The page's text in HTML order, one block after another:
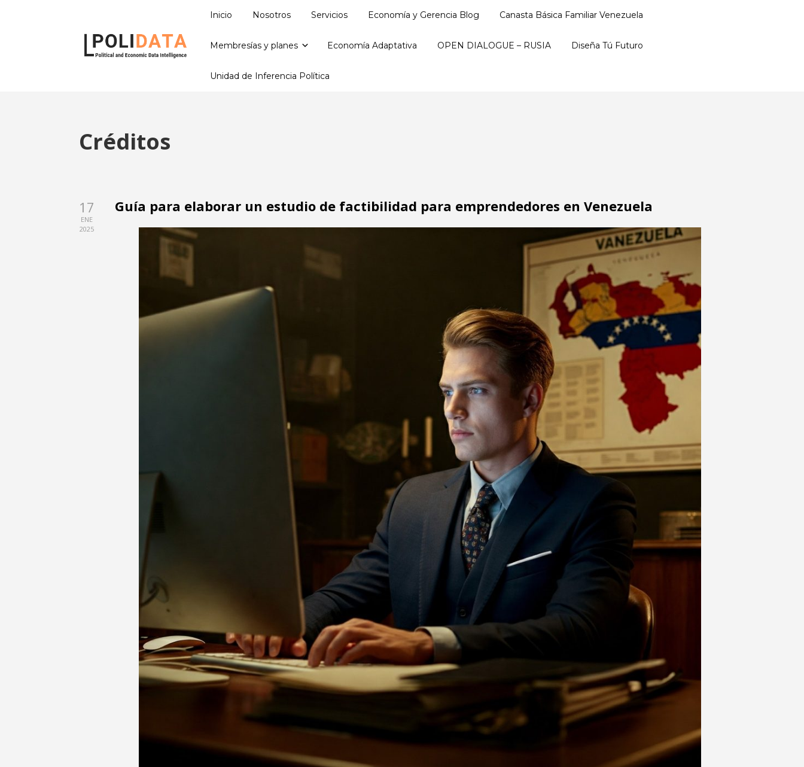
Inicio Nosotros Servicios Economía y Gerencia Blog Canasta Básica Familiar Venezuela
Membresías y planes Economía Adaptativa OPEN DIALOGUE – RUSIA Diseña Tú Futuro
Unidad de Inferencia Política
Créditos
17
ENE
2025
Guía para elaborar un estudio de factibilidad para emprendedores en Venezuela